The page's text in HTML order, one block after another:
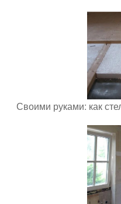
Своими руками: как